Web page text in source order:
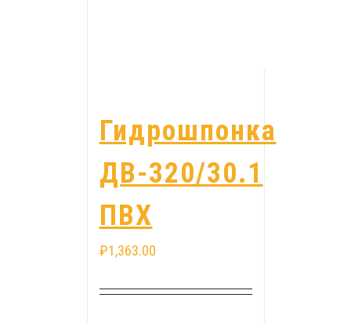
Гидрошпонка
ДВ-320/30.1
ПВХ
₽1,363.00